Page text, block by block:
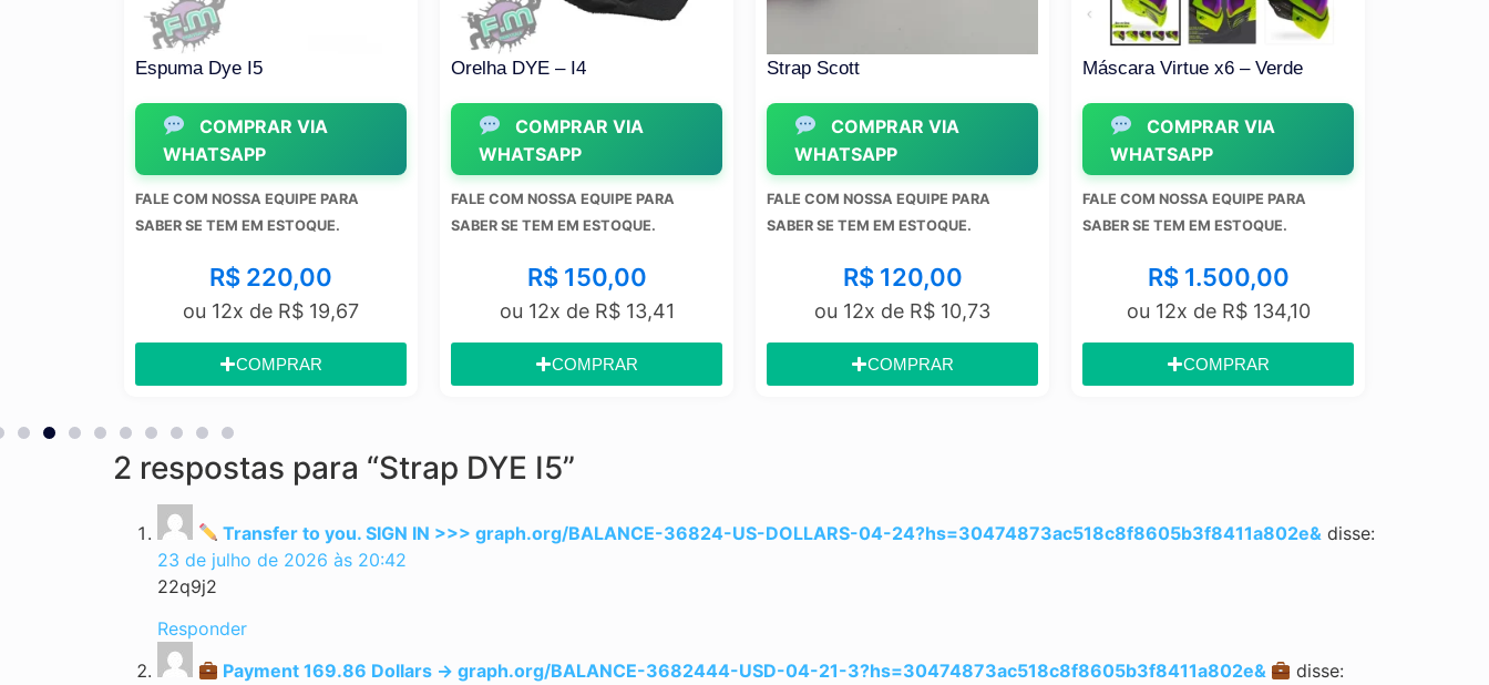
Espuma Dye I5
COMPRAR VIA
WHATSAPP
FALE COM NOSSA EQUIPE PARA
SABER SE TEM EM ESTOQUE.
220,00
ou 12x de R$19,67
COMPRAR
Orelha DYE – I4
COMPRAR VIA
WHATSAPP
FALE COM NOSSA EQUIPE PARA
SABER SE TEM EM ESTOQUE.
150,00
ou 12x de R$13,41
COMPRAR
Strap Scott
COMPRAR VIA
WHATSAPP
FALE COM NOSSA EQUIPE PARA
SABER SE TEM EM ESTOQUE.
120,00
ou 12x de R$10,73
COMPRAR
Máscara Virtue x6 – Verde
COMPRAR VIA
WHATSAPP
FALE COM NOSSA EQUIPE PARA
SABER SE TEM EM ESTOQUE.
1.500,00
ou 12x de R$134,10
COMPRAR
2 respostas para “Strap DYE I5”
Transfer to you. SIGN IN >>> graph.org/BALANCE-36824-US-DOLLARS-04-24?hs=30474873ac518c8f8605b3f8411a802e& disse:
23 de julho de 2026 às 20:42
22q9j2
Responder
Payment 169.86 Dollars -> graph.org/BALANCE-3682444-USD-04-21-3?hs=30474873ac518c8f8605b3f8411a802e&
disse: